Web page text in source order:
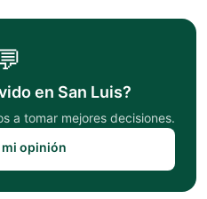
en San Luis?
a tomar mejores decisiones.
opinión